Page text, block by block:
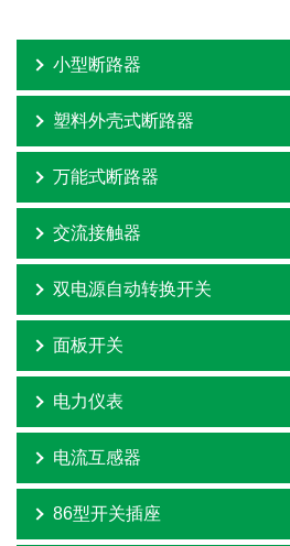
小型断路器
塑料外壳式断路器
万能式断路器
交流接触器
双电源自动转换开关
面板开关
电力仪表
电流互感器
86型开关插座